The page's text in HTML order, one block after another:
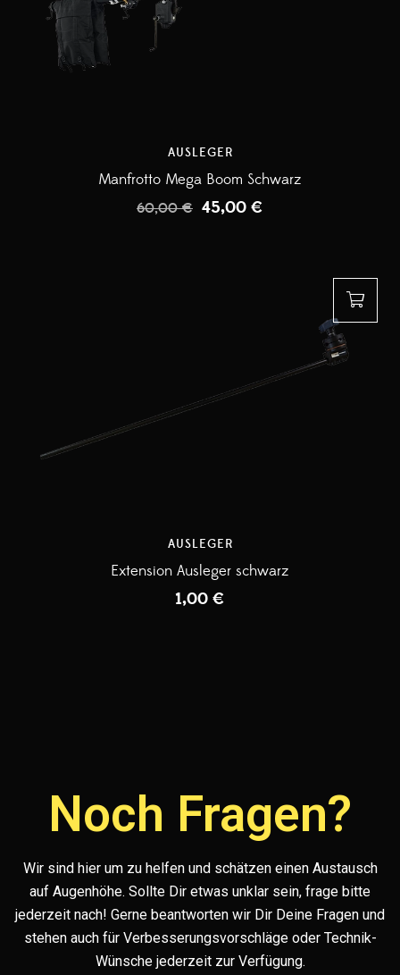
AUSLEGER
Manfrotto Mega Boom Schwarz
60,00€ 45,00 €
AUSLEGER
Extension Ausleger schwarz
1,00 €
Noch Fragen?
Wir sind hier um zu helfen und schätzen einen Austausch
auf Augenhöhe. Sollte Dir etwas unklar sein, frage bitte
jederzeit nach! Gerne beantworten wir Dir Deine Fragen und
stehen auch für Verbesserungsvorschläge oder Technik-
Wünsche jederzeit zur Verfügung.